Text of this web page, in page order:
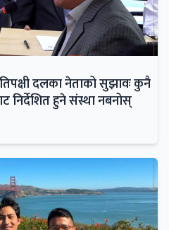
दलका नेताको सुझावः कुनै
निर्देशित हुने संस्था नबनोस्